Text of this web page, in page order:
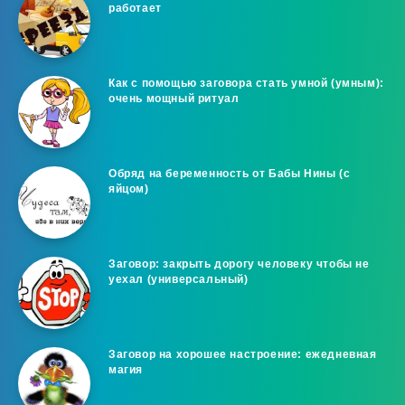
работает
Как с помощью заговора стать умной (умным):
очень мощный ритуал
Обряд на беременность от Бабы Нины (с
яйцом)
Заговор: закрыть дорогу человеку чтобы не
уехал (универсальный)
Заговор на хорошее настроение: ежедневная
магия